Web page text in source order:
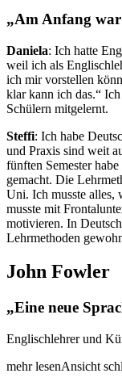
„Am Anfang
Daniela: Ich hatte
weil ich als
ich mir vorstellen
klar kann ich das.“
Schülern mitgelernt.
Steffi: Ich habe
und Praxis sind weit
fünften Semester
gemacht. Die
Uni. Ich musste alles,
musste mit
motivieren. In
Lehrmethoden
John Fowler
Eine neue
Englischlehrer und
mehr lesenAnsicht